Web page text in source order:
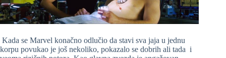
Kada se Marvel konačno odlučio da stavi sva jaja u jednu
korpu povukao je još nekoliko, pokazalo se dobrih ali tada i